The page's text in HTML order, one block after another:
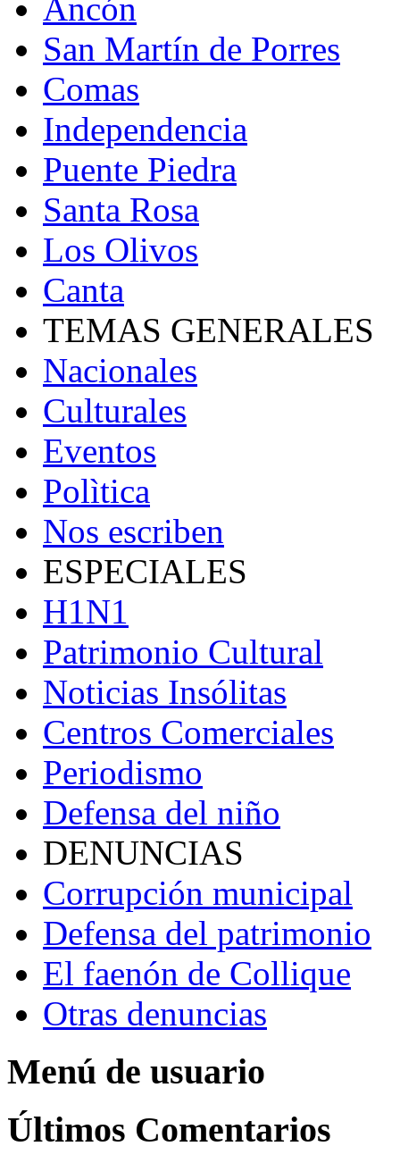
Ancón
San Martín de Porres
Comas
Independencia
Puente Piedra
Santa Rosa
Los Olivos
Canta
TEMAS GENERALES
Nacionales
Culturales
Eventos
Polìtica
Nos escriben
ESPECIALES
H1N1
Patrimonio Cultural
Noticias Insólitas
Centros Comerciales
Periodismo
Defensa del niño
DENUNCIAS
Corrupción municipal
Defensa del patrimonio
El faenón de Collique
Otras denuncias
Menú de usuario
Últimos Comentarios